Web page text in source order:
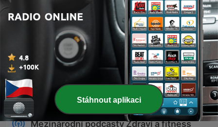
MUDrování s... Zhasni
Mezinárodní podcasty Zdraví a fitness
Stáhnout aplikaci